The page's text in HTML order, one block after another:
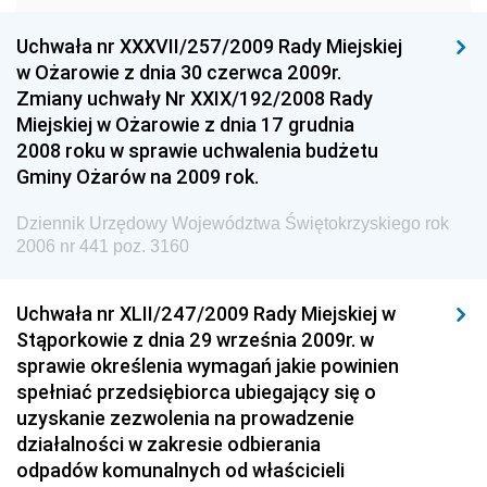
Dziennik Urzędowy Ministra Gospodarki
Dziennik Urzędowy Urzędu Ochrony Konkurencji i
Konsumentów
Dziennik Urzędowy Ministra Pracy i Polityki
Społecznej
Dziennik Urzędowy Urzędu Lotnictwa Cywilnego
Dziennik Urzędowy Ministerstwa Hutnictwa i
Przemysłu Maszynowego
Dziennik Urzędowy Ministerstwa Zdrowia i Opieki
Społecznej
Dziennik Urzędowy Ministerstwa Rolnictwa, Leśnictwa
i Gospodarki Żywnościowej
Uchwała nr XXXVII/257/2009 Rady Miejskiej
w Ożarowie z dnia 30 czerwca 2009r.
Zmiany uchwały Nr XXIX/192/2008 Rady
Miejskiej w Ożarowie z dnia 17 grudnia
2008 roku w sprawie uchwalenia budżetu
Gminy Ożarów na 2009 rok.
Dziennik Urzędowy Województwa Świętokrzyskiego rok
2006 nr 441 poz. 3160
Uchwała nr XLII/247/2009 Rady Miejskiej w
Stąporkowie z dnia 29 września 2009r. w
sprawie określenia wymagań jakie powinien
spełniać przedsiębiorca ubiegający się o
uzyskanie zezwolenia na prowadzenie
działalności w zakresie odbierania
odpadów komunalnych od właścicieli